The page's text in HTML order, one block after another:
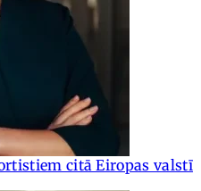
citā Eiropas valstī